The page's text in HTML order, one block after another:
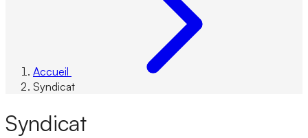
Accueil
Syndicat
Syndicat